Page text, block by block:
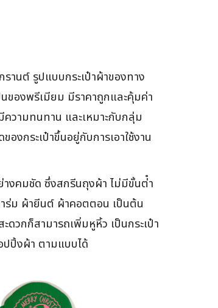
นต์ รูปแบบกระเป๋าผ้าของทาง
ของพรีเมียม มีราคาถูกและคุ้มค่า
ความทนทาน และเหมาะกับกลุ่ม
งกระเป๋าขึ้นอยู่กับการเอาใช้งาน
างคมชัด ซึ่งสกรีนถุงผ้า ไม่มีขั้นต่ํา
ร่ม ผ้ายีนต์ ผ้าคอตตอน เป็นต้น
วกก็สามารถเพิ่มหูหิ้ว เป็นกระเป๋า
ปปิ้งผ้า ตามแบบได้